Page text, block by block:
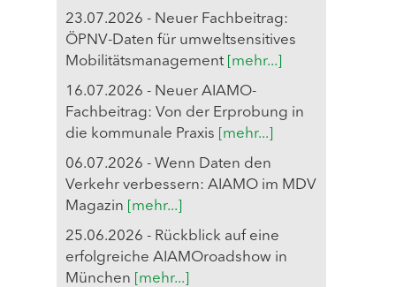
23.07.2026 - Neuer Fachbeitrag:
ÖPNV-Daten für umweltsensitives
Mobilitätsmanagement [mehr...]
16.07.2026 - Neuer AIAMO-
Fachbeitrag: Von der Erprobung in
die kommunale Praxis
[mehr...]
06.07.2026 - Wenn Daten den
Verkehr verbessern: AIAMO im MDV
Magazin
[mehr...]
25.06.2026 - Rückblick auf eine
erfolgreiche AIAMOroadshow in
München
[mehr...]